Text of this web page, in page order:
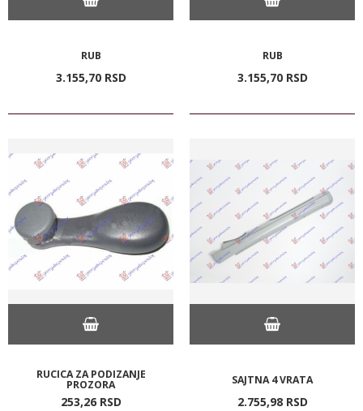
RUB
3.155,70 RSD
RUB
3.155,70 RSD
RUCICA ZA PODIZANJE
PROZORA
253,26 RSD
SAJTNA 4 VRATA
2.755,98 RSD